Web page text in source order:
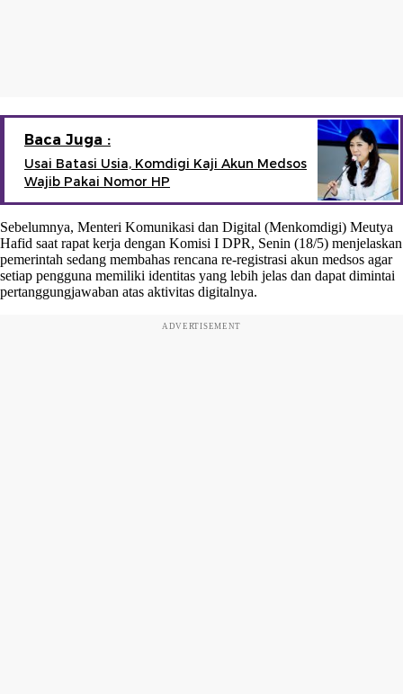
Baca Juga :
Usai Batasi Usia, Komdigi Kaji Akun Medsos
Wajib Pakai Nomor HP
Sebelumnya, Menteri Komunikasi dan Digital (Menkomdigi) Meutya
Hafid saat rapat kerja dengan Komisi I DPR, Senin (18/5) menjelaskan
pemerintah sedang membahas rencana re-registrasi akun medsos agar
setiap pengguna memiliki identitas yang lebih jelas dan dapat dimintai
pertanggungjawaban atas aktivitas digitalnya.
ADVERTISEMENT